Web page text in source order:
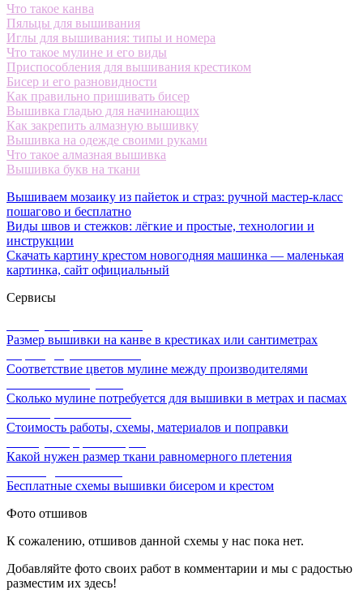
Что такое канва
Пяльцы для вышивания
Иглы для вышивания: типы и номера
Что такое мулине и его виды
Приспособления для вышивания крестиком
Бисер и его разновидности
Как правильно пришивать бисер
Вышивка гладью для начинающих
Как закрепить алмазную вышивку
Вышивка на одежде своими руками
Что такое алмазная вышивка
Вышивка букв на ткани
Вышиваем мозаику из пайеток и страз: ручной мастер-класс
пошагово и бесплатно
Виды швов и стежков: лёгкие и простые, технологии и
инструкции
Скачать картину крестом новогодняя машинка — маленькая
картинка, сайт официальный
Сервисы
Размер вышивки на канве в крестиках или сантиметрах
Соответствие цветов мулине между производителями
Сколько мулине потребуется для вышивки в метрах и пасмах
Стоимость работы, схемы, материалов и поправки
Какой нужен размер ткани равномерного плетения
Бесплатные схемы вышивки бисером и крестом
Фото отшивов
К сожалению, отшивов данной схемы у нас пока нет.
Добавляйте фото своих работ в комментарии и мы с радостью
разместим их здесь!